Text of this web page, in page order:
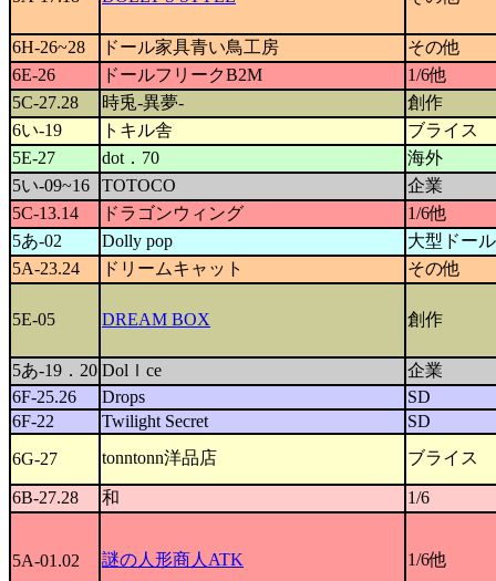
6H-26~28 ドール家具青い鳥工房
その他
6E-26
ドールフリークB2M
1/6他
5C-27.28
時兎-異夢-
創作
6い-19
トキル舎
ブライス
5E-27
dot．70
海外
5い-09~16
TOTOCO
企業
5C-13.14
ドラゴンウィング
1/6他
5あ-02
Dolly pop
大型ドール
5A-23.24
ドリームキャット その他
5E-05 DREAM BOX 創作
5あ-19．20 Dolｌce
企業
6F-25.26
Drops
SD
6F-22
Twilight Secret
SD
6G-27
tonntonn洋品店 ブライス
6B-27.28 和 1/6
5A-01.02 謎の人形商人ATK 1/6他